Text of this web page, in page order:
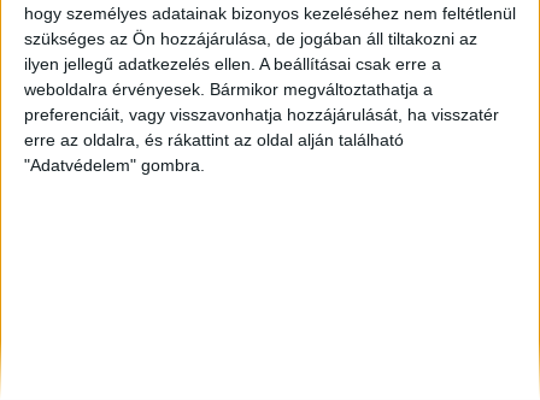
hogy személyes adatainak bizonyos kezeléséhez nem feltétlenül
szükséges az Ön hozzájárulása, de jogában áll tiltakozni az
ilyen jellegű adatkezelés ellen. A beállításai csak erre a
weboldalra érvényesek. Bármikor megváltoztathatja a
preferenciáit, vagy visszavonhatja hozzájárulását, ha visszatér
erre az oldalra, és rákattint az oldal alján található
"Adatvédelem" gombra.